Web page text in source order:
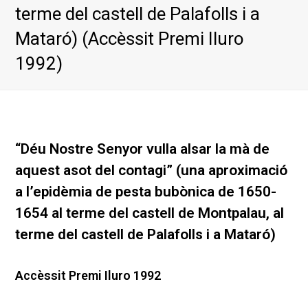
terme del castell de Palafolls i a
Mataró) (Accèssit Premi Iluro
1992)
“Déu Nostre Senyor vulla alsar la mà de
aquest asot del contagi” (una aproximació
a l’epidèmia de pesta bubònica de 1650-
1654 al terme del castell de Montpalau, al
terme del castell de Palafolls i a Mataró)
Accèssit Premi Iluro 1992